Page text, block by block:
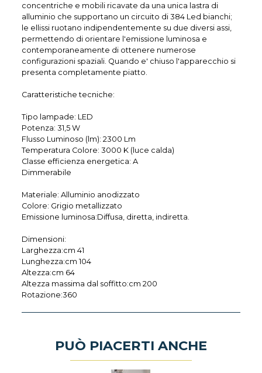
concentriche e mobili ricavate da una unica lastra di
alluminio che supportano un circuito di 384 Led bianchi;
le ellissi ruotano indipendentemente su due diversi assi,
permettendo di orientare l'emissione luminosa e
contemporaneamente di ottenere numerose
configurazioni spaziali. Quando e' chiuso l'apparecchio si
presenta completamente piatto.
Caratteristiche tecniche:
Tipo lampade: LED
Potenza: 31,5 W
Flusso Luminoso (lm): 2300 Lm
Temperatura Colore: 3000 K (luce calda)
Classe efficienza energetica: A
Dimmerabile
Materiale: Alluminio anodizzato
Colore: Grigio metallizzato
Emissione luminosa:Diffusa, diretta, indiretta.
Dimensioni:
Larghezza:cm 41
Lunghezza:cm 104
Altezza:cm 64
Altezza massima dal soffitto:cm 200
Rotazione:360
PUÒ PIACERTI ANCHE